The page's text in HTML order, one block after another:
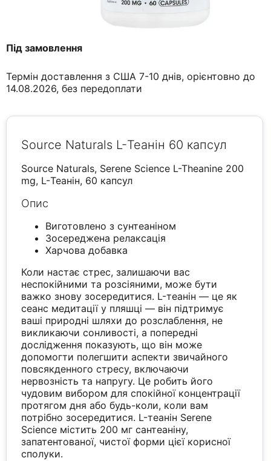
Під замовлення
Термін доставлення з США 7-10 днів, орієнтовно до
14.08.2026, без передоплати
Source Naturals L-Теанін 60 капсул
Source Naturals, Serene Science L-Theanine 200
mg, L-Теанін, 60 капсул
Опис
Виготовлено з сунтеаніном
Зосереджена релаксація
Харчова добавка
Коли настає стрес, залишаючи вас
неспокійними та розсіяними, може бути
важко знову зосередитися. L-теанін — це як
сеанс медитації у пляшці — він підтримує
ваші природні шляхи до розслаблення, не
викликаючи сонливості, а попередні
дослідження показують, що він може
допомогти полегшити аспекти звичайного
повсякденного стресу, включаючи
нервозність та напругу. Це робить його
чудовим вибором для спокійної концентрації
протягом дня або будь-коли, коли вам
потрібно зосередитися. L-теанін Serene
Science містить 200 мг сантеаніну,
запатентованої, чистої форми цієї корисної
сполуки.